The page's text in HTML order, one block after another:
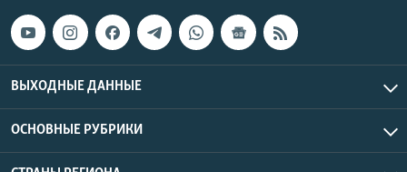
ВЫХОДНЫЕ ДАННЫЕ
ОСНОВНЫЕ РУБРИКИ